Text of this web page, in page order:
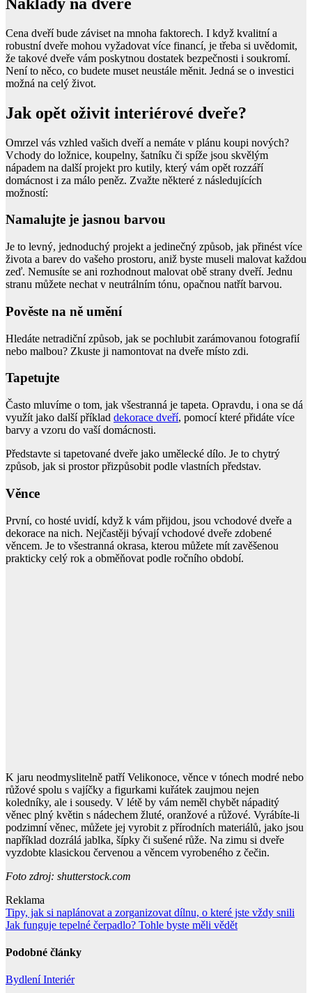
Cena dveří bude záviset na mnoha faktorech. I když kvalitní a
robustní dveře mohou vyžadovat více financí, je třeba si uvědomit,
že takové dveře vám poskytnou dostatek bezpečnosti i soukromí.
Není to něco, co budete muset neustále měnit. Jedná se o investici
možná na celý život.
Jak opět oživit interiérové dveře?
Omrzel vás vzhled vašich dveří a nemáte v plánu koupi nových?
Vchody do ložnice, koupelny, šatníku či spíže jsou skvělým
nápadem na další projekt pro kutily, který vám opět rozzáří
domácnost i za málo peněz. Zvažte některé z následujících
možností:
Namalujte je jasnou barvou
Je to levný, jednoduchý projekt a jedinečný způsob, jak přinést více
života a barev do vašeho prostoru, aniž byste museli malovat každou
zeď. Nemusíte se ani rozhodnout malovat obě strany dveří. Jednu
stranu můžete nechat v neutrálním tónu, opačnou natřít barvou.
Pověste na ně umění
Hledáte netradiční způsob, jak se pochlubit zarámovanou fotografií
nebo malbou? Zkuste ji namontovat na dveře místo zdi.
Tapetujte
Často mluvíme o tom, jak všestranná je tapeta. Opravdu, i ona se dá
využít jako další příklad dekorace dveří, pomocí které přidáte více
barvy a vzoru do vaší domácnosti.
Představte si tapetované dveře jako umělecké dílo. Je to chytrý
způsob, jak si prostor přizpůsobit podle vlastních představ.
Věnce
První, co hosté uvidí, když k vám přijdou, jsou vchodové dveře a
dekorace na nich. Nejčastěji bývají vchodové dveře zdobené
věncem. Je to všestranná okrasa, kterou můžete mít zavěšenou
prakticky celý rok a obměňovat podle ročního období.
K jaru neodmyslitelně patří Velikonoce, věnce v tónech modré nebo
růžové spolu s vajíčky a figurkami kuřátek zaujmou nejen
koledníky, ale i sousedy. V létě by vám neměl chybět nápaditý
věnec plný květin s nádechem žluté, oranžové a růžové. Vyrábíte-li
podzimní věnec, můžete jej vyrobit z přírodních materiálů, jako jsou
například dozrálá jablka, šípky či sušené růže. Na zimu si dveře
vyzdobte klasickou červenou a věncem vyrobeného z čečin.
Foto zdroj: shutterstock.com
Reklama
Navigace
pro
příspěvek
Tipy, jak si naplánovat a zorganizovat dílnu, o které jste vždy snili
Jak funguje tepelné čerpadlo? Tohle byste měli vědět
Podobné články
BydleníInteriér